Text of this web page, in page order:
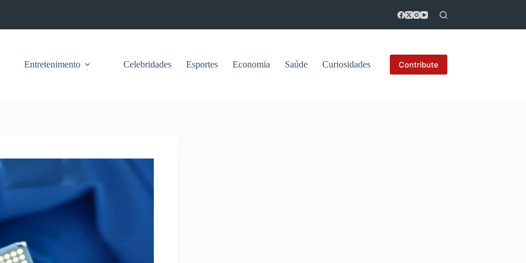
Entretenimento Celebridades Esportes Economia Saúde Curiosidades Contribute